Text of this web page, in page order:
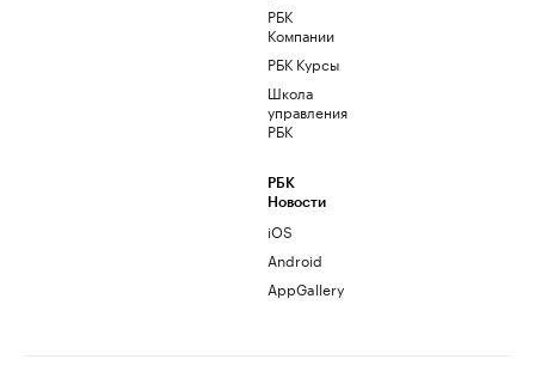
РБК
Компании
РБК Курсы
Школа
управления
РБК
РБК
Новости
iOS
Android
AppGallery